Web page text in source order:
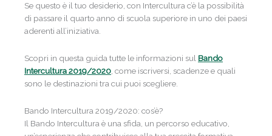
Se questo è il tuo desiderio, con Intercultura c’è la possibilità
di passare il quarto anno di scuola superiore in uno dei paesi
aderenti all’iniziativa.
Scopri in questa guida tutte le informazioni sul Bando
Intercultura 2019/2020, come iscriversi, scadenze e quali
sono le destinazioni tra cui puoi scegliere.
Bando Intercultura 2019/2020: cos’è?
Il Bando Intercultura è una sfida, un percorso educativo,